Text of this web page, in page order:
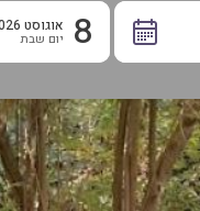
8 אוגוסט 2026
יום שבת